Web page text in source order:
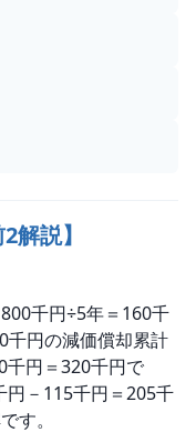
説】
千円÷5年＝160千
千円の減価償却累計
千円＝320千円で
円－115千円＝205千
す。